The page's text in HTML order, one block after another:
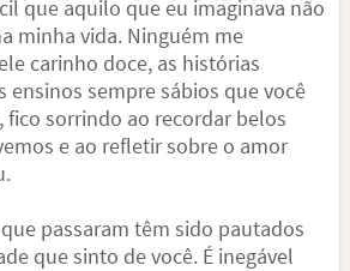
que aquilo que eu imaginava não
minha vida. Ninguém me
carinho doce, as histórias
ensinos sempre sábios que você
fico sorrindo ao recordar belos
e ao refletir sobre o amor
passaram têm sido pautados
que sinto de você. É inegável